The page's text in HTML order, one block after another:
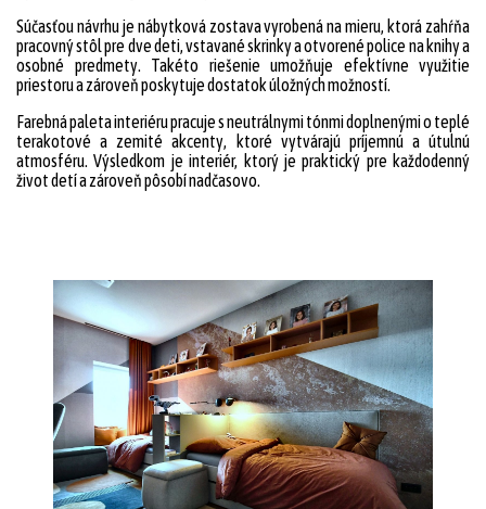
Súčasťou návrhu je nábytková zostava vyrobená na mieru, ktorá zahŕňa
pracovný stôl pre dve deti, vstavané skrinky a otvorené police na knihy a
osobné predmety. Takéto riešenie umožňuje efektívne využitie
priestoru a zároveň poskytuje dostatok úložných možností.
Farebná paleta interiéru pracuje s neutrálnymi tónmi doplnenými o teplé
terakotové a zemité akcenty, ktoré vytvárajú príjemnú a útulnú
atmosféru. Výsledkom je interiér, ktorý je praktický pre každodenný
život detí a zároveň pôsobí nadčasovo.